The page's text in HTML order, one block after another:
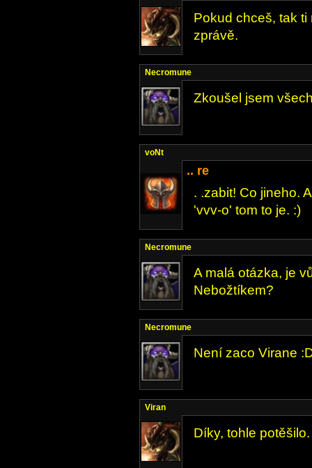
Pokud chceš, tak
zprávě.
Necromune
Zkoušel jsem
voNt
.. re
. .zabit! Co jineho.
'vvv-o' tom to je. :)
Necromune
A malá otázka, je
Nebožtíkem?
Necromune
Není zaco Virane
Viran
Díky, tohle potěšilo.